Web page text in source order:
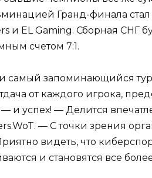
Гранд-финала стал
и EL Gaming. Сборная СНГ
счетом 7:1.
самый запоминающийся
от каждого игрока,
и успех! — Делится
— С точки зрения
видеть, что
и становятся все